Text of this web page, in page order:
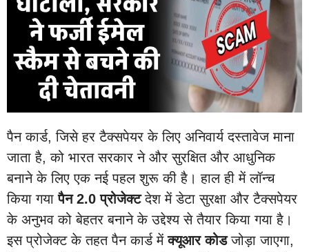
पैन कार्ड, जिसे हर टैक्सपेयर के लिए अनिवार्य दस्तावेज माना
जाता है, को भारत सरकार ने और सुरक्षित और आधुनिक
बनाने के लिए एक नई पहल शुरू की है। हाल ही में लॉन्च
किया गयापैन 2.0 प्रोजेक्टदेश में डेटा सुरक्षा और टैक्सपेयर
के अनुभव को बेहतर बनाने के उद्देश्य से तैयार किया गया है।
इस प्रोजेक्ट के तहत पैन कार्ड मेंक्यूआर कोडजोड़ा जाएगा,